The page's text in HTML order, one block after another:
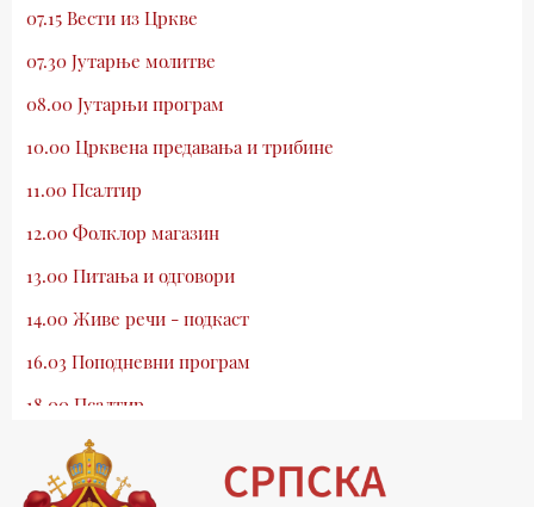
07.15 Вести из Цркве
07.30 Јутарње молитве
08.00 Јутарњи програм
10.00 Црквена предавања и трибине
11.00 Псалтир
12.00 Фолклор магазин
13.00 Питања и одговори
14.00 Живе речи - подкаст
16.03 Поподневни програм
18.00 Псалтир
19.03 Млади у Цркви
19.30 Вечерње молитве